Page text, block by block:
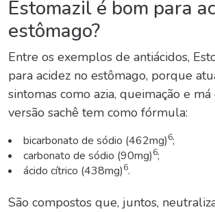
Estomazil é bom para
estômago?
Entre os exemplos de antiácidos,
para acidez no estômago, porque
sintomas como azia, queimação e
versão sachê tem como fórmula:
bicarbonato de sódio (462mg)6;
carbonato de sódio (90mg)6;
ácido cítrico (438mg)6.
São compostos que, juntos,